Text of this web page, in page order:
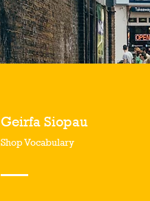
Geirfa Siopau
Shop Vocabulary